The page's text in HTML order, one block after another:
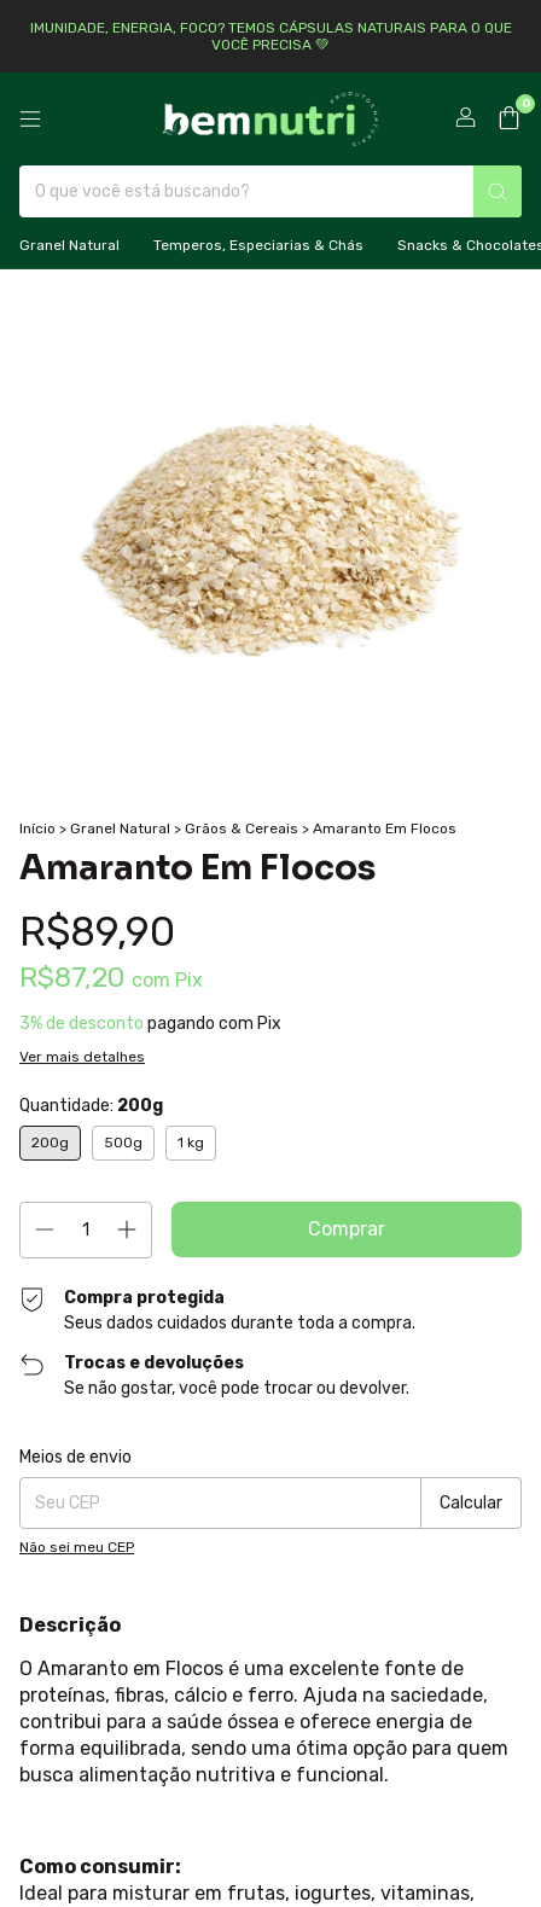
IMUNIDADE, ENERGIA, FOCO? TEMOS CÁPSULAS NATURAIS PARA O QUE
VOCÊ PRECISA 💚
0
Granel Natural Temperos, Especiarias & Chás Snacks &
Início > Granel Natural > Grãos & Cereais > Amaranto Em Flocos
Amaranto Em Flocos
R$89,90
R$87,20 com Pix
3% de desconto pagando com Pix
Ver mais detalhes
Quantidade: 200g
200g 500g 1 kg
Compra protegida
Seus dados cuidados durante toda a compra.
Trocas e devoluções
Se não gostar, você pode trocar ou devolver.
Entregas para o CEP:
Meios de envio
Calcular
Não sei meu CEP
Descrição
O Amaranto em Flocos é uma excelente fonte de
proteínas, fibras, cálcio e ferro. Ajuda na saciedade,
contribui para a saúde óssea e oferece energia de
forma equilibrada, sendo uma ótima opção para quem
busca alimentação nutritiva e funcional.
Como consumir:
Ideal para misturar em frutas, iogurtes, vitaminas,